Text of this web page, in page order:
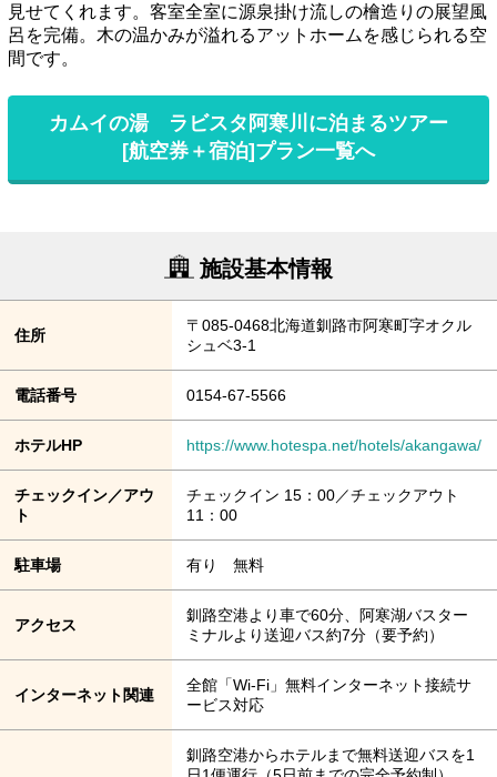
見せてくれます。客室全室に源泉掛け流しの檜造りの展望風
呂を完備。木の温かみが溢れるアットホームを感じられる空
間です。
カムイの湯 ラビスタ阿寒川に泊まるツアー
[航空券＋宿泊]プラン一覧へ
施設基本情報
住所
〒085-0468北海道釧路市阿寒町字オクル
シュベ3-1
電話番号 0154-67-5566
ホテルHP https://www.hotespa.net/hotels/akangawa/
チェックイン／アウ
ト
チェックイン 15：00／チェックアウト
11：00
駐車場 有り 無料
アクセス
釧路空港より車で60分、阿寒湖バスター
ミナルより送迎バス約7分（要予約）
インターネット関連
全館「Wi-Fi」無料インターネット接続サ
ービス対応
釧路空港からホテルまで無料送迎バスを1